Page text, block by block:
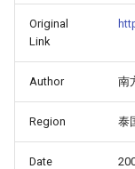
Original
Link
Author 南
Region 泰
Date